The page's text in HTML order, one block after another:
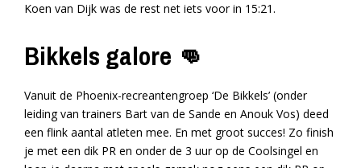
Koen van Dijk was de rest net iets voor in 15:21.
Bikkels galore 👊
Vanuit de Phoenix-recreantengroep ‘De Bikkels’ (onder
leiding van trainers Bart van de Sande en Anouk Vos) deed
een flink aantal atleten mee. En met groot succes! Zo finish
je met een dik PR en onder de 3 uur op de Coolsingel en